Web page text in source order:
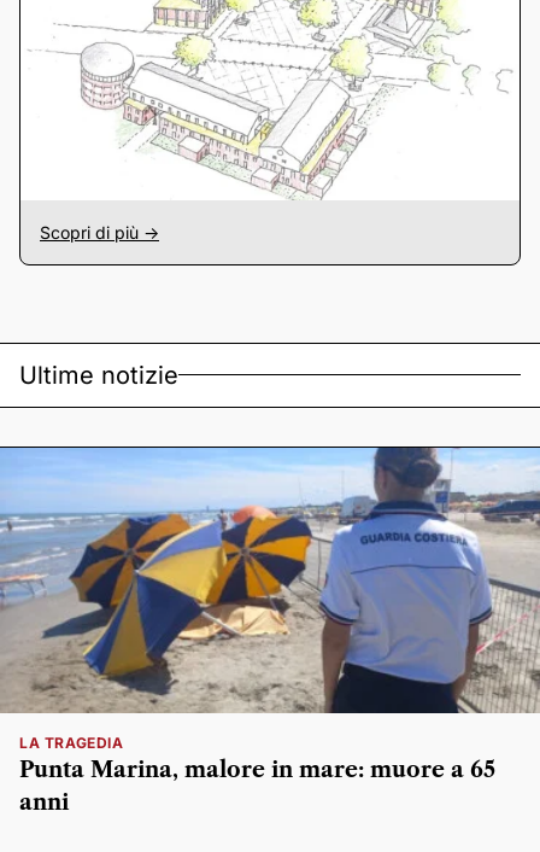
Scopri di più ->
Ultime notizie
LA TRAGEDIA
Punta Marina, malore in mare: muore a 65
anni